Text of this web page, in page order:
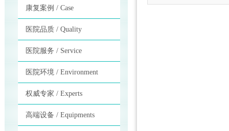
康复案例 / Case
医院品质 / Quality
医院服务 / Service
医院环境 / Environment
权威专家 / Experts
高端设备 / Equipments